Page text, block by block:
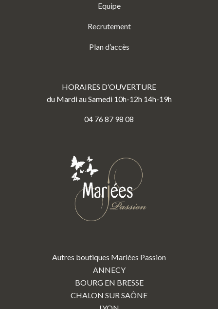
Equipe
Recrutement
Plan d’accès
HORAIRES D’OUVERTURE
du Mardi au Samedi 10h-12h 14h-19h
04 76 87 98 08
Autres boutiques Mariées Passion
ANNECY
BOURG EN BRESSE
CHALON SUR SAÔNE